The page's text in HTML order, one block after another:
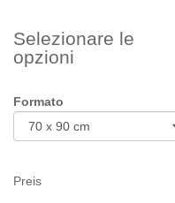
Selezionare le
opzioni
Formato
Preis